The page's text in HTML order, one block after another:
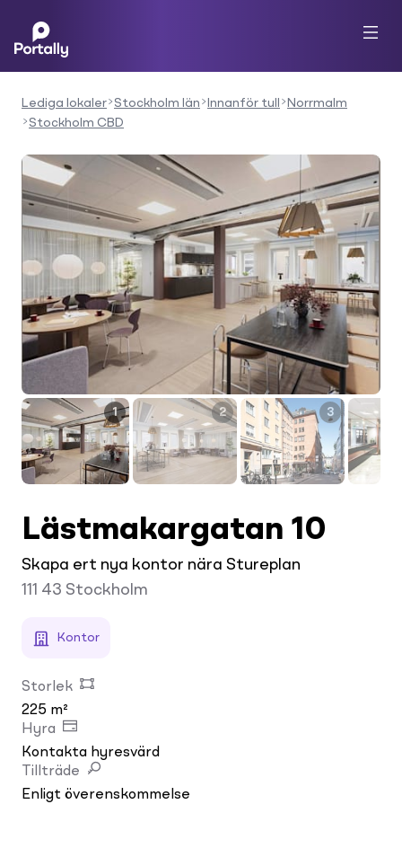
Lediga lokaler Stockholm län Innanför tull
Norrmalm
Stockholm CBD
1 2 3
Lästmakargatan 10
Skapa ert nya kontor nära Stureplan
111 43 Stockholm
Kontor
Storlek
225 m²
Hyra
Kontakta hyresvärd
Tillträde
Enligt överenskommelse